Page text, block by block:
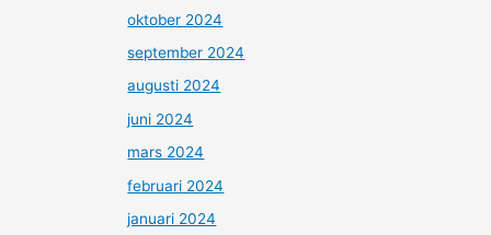
oktober 2024
september 2024
augusti 2024
juni 2024
mars 2024
februari 2024
januari 2024